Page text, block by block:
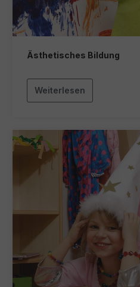
Ästhetisches Bildung
Weiterlesen